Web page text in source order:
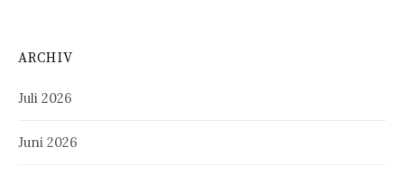
ARCHIV
Juli 2026
Juni 2026